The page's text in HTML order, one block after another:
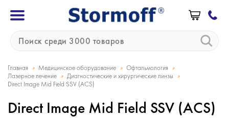
Главная » Медицинское оборудование » Офтальмология »
Лазерное лечение » Диагностические и хирургические линзы »
Direct Image Mid Field SSV (ACS)
Direct Image Mid Field SSV (ACS)